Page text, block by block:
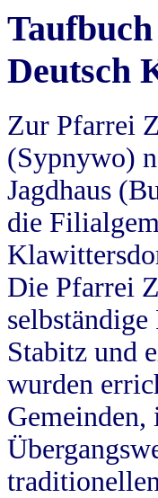
Deutsch
Zur Pfarrei
(Sypnywo)
Jagdhaus
die
Die Pfarrei
Stabitz und
wurden
Gemeinden,